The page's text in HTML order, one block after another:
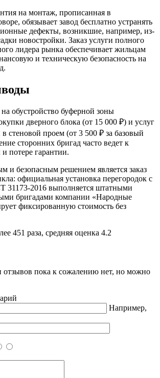
на монтаж, прописанная в
обязывает завод бесплатно устранять
дефекты, возникшие, например, из-
новостройки. Заказ услуги полного
лидера рынка обеспечивает жильцам
и техническую безопасность на
обустройство буферной зоны
дверного блока (от 15 000 ₽) и услуг
стеновой проем (от 3 500 ₽ за базовый
сторонних бригад часто ведет к
потере гарантии.
и безопасным решением является заказ
официальная установка перегородок с
31173-2016 выполняется штатными
бригадами компании «Народные
фиксированную стоимость без
451 раза, средняя оценка 4.2
отзывов пока к сожалению нет, но можно
Например,